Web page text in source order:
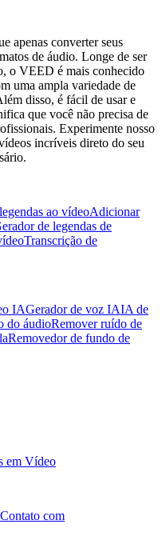
apenas converter seus
de áudio. Longe de ser
o VEED é mais conhecido
uma ampla variedade de
disso, é fácil de usar e
que você não precisa de
Experimente nosso
incríveis direto do seu
ao vídeoAdicionar
de legendas de
Transcrição de
IAGerador de voz IAIA de
do áudioRemover ruído de
Removedor de fundo de
em Vídeo
Contato com